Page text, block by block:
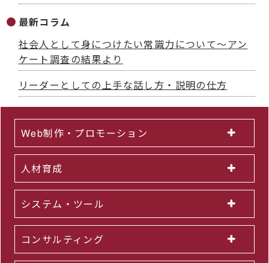
最新コラム
社会人として身につけたい常識力について～アン
ケート調査の結果より
リーダーとしての上手な話し方・説明の仕方
Web制作・プロモーション
人材育成
システム・ツール
コンサルティング